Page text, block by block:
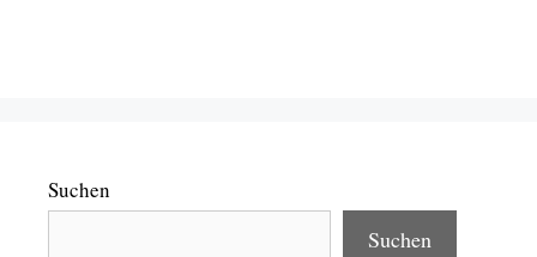
Suchen
Suchen